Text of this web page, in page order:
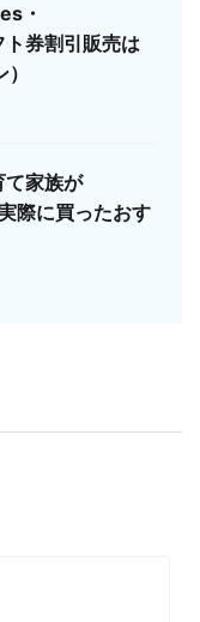
・
券割引販売は
家族が
際に買ったおす